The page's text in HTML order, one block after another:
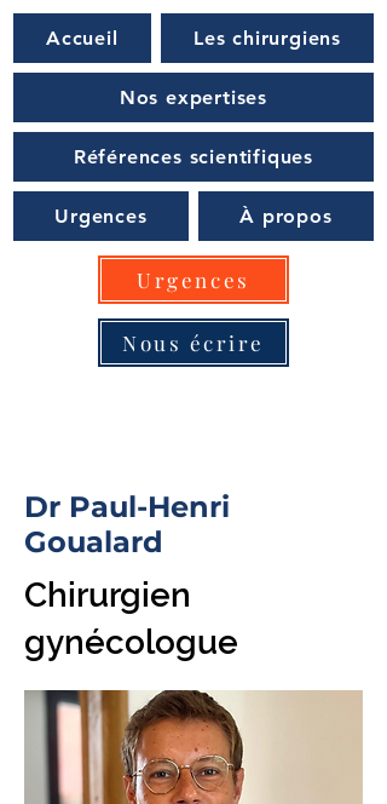
Urgences
Nous écrire
Accueil Les chirurgiens
Nos expertises
Références scientifiques
Urgences À propos
Dr Paul-Henri
Goualard
Chirurgien
gynécologue